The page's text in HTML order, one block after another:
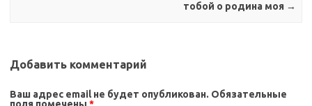
тобой о родина моя →
Добавить комментарий
Ваш адрес email не будет опубликован. Обязательные
поля помечены *